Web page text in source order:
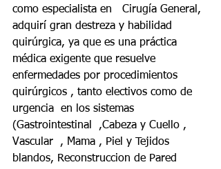
como especialista en   Cirugía General,
adquirí gran destreza y habilidad
quirúrgica, ya que es una práctica
médica exigente que resuelve
enfermedades por procedimientos
quirúrgicos , tanto electivos como de
urgencia  en los sistemas
(Gastrointestinal  ,Cabeza y Cuello ,
Vascular  , Mama , Piel y Tejidos
blandos, Reconstruccion de Pared